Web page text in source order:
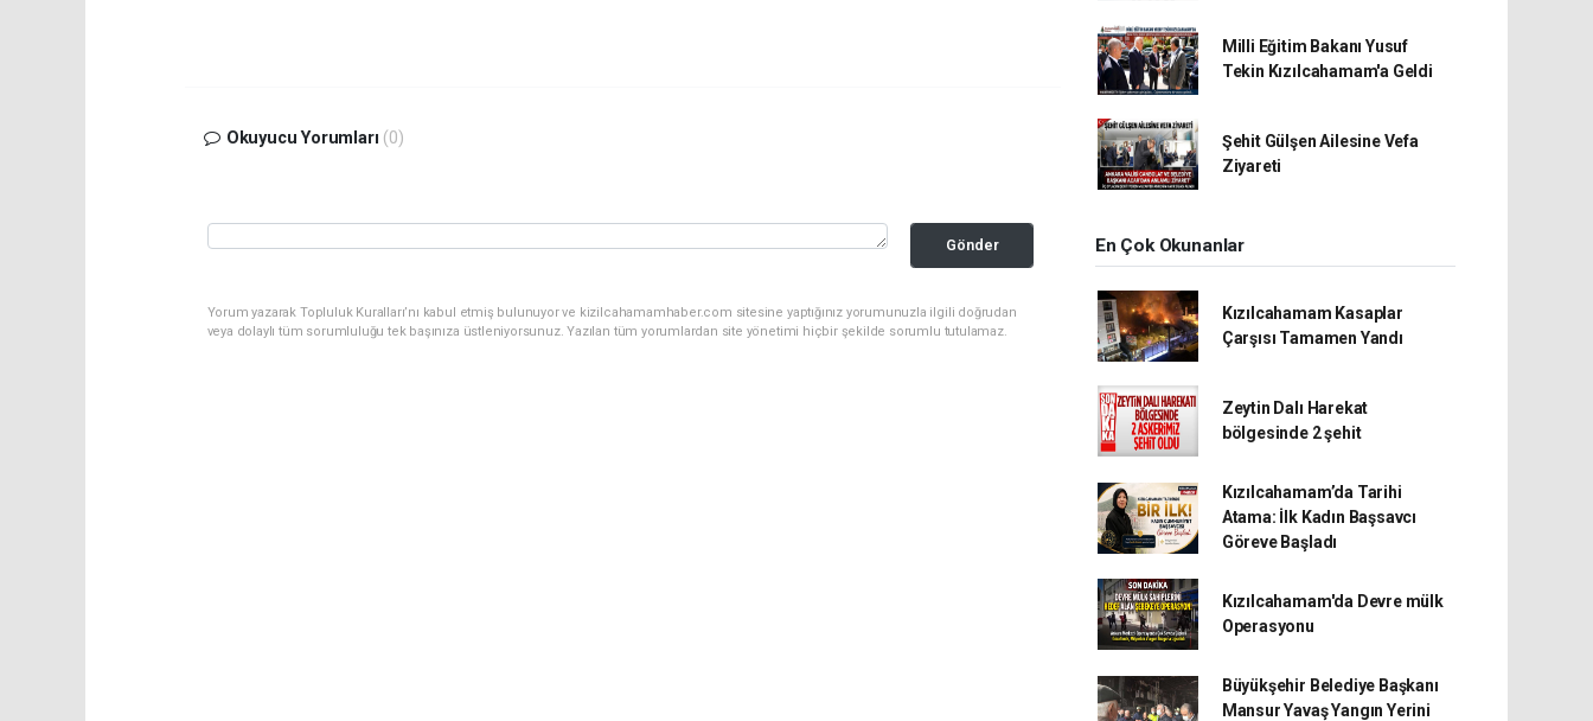
Okuyucu Yorumları (0)
Gönder
Yorum yazarak Topluluk Kuralları’nı kabul etmiş bulunuyor ve kizilcahamamhaber.com sitesine yaptığınız yorumunuzla ilgili doğrudan
veya dolaylı tüm sorumluluğu tek başınıza üstleniyorsunuz. Yazılan tüm yorumlardan site yönetimi hiçbir şekilde sorumlu tutulamaz.
Milli Eğitim Bakanı Yusuf
Tekin Kızılcahamam'a Geldi
Şehit Gülşen Ailesine Vefa
Ziyareti
En Çok Okunanlar
Kızılcahamam Kasaplar
Çarşısı Tamamen Yandı
Zeytin Dalı Harekat
bölgesinde 2 şehit
Kızılcahamam’da Tarihi
Atama: İlk Kadın Başsavcı
Göreve Başladı
Kızılcahamam'da Devre mülk
Operasyonu
Büyükşehir Belediye Başkanı
Mansur Yavaş Yangın Yerini